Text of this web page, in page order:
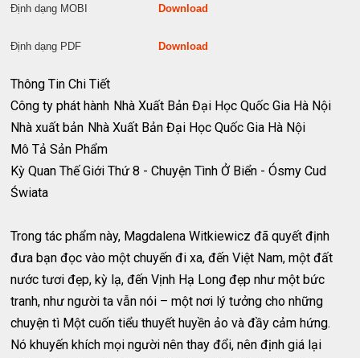
Định dạng MOBI Download
Định dạng PDF Download
Thông Tin Chi Tiết
Công ty phát hành Nhà Xuất Bản Đại Học Quốc Gia Hà Nội
Nhà xuất bản Nhà Xuất Bản Đại Học Quốc Gia Hà Nội
Mô Tả Sản Phẩm
Kỳ Quan Thế Giới Thứ 8 - Chuyện Tình Ở Biển - Ósmy Cud
Świata
Trong tác phẩm này, Magdalena Witkiewicz đã quyết định
đưa bạn đọc vào một chuyến đi xa, đến Việt Nam, một đất
nước tươi đẹp, kỳ lạ, đến Vịnh Hạ Long đẹp như một bức
tranh, như người ta vẫn nói – một nơi lý tưởng cho những
chuyện tì Một cuốn tiểu thuyết huyền ảo và đầy cảm hứng.
Nó khuyến khích mọi người nên thay đổi, nên định giá lại